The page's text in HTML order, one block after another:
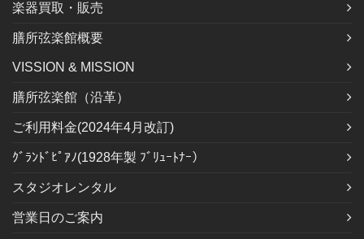
楽器買取・販売
膳所弦楽館概要
VISSION & MISSION
膳所弦楽館（沿革）
ご利用料金(2024年4月改訂)
ｸﾞﾗﾝﾄﾞﾋﾟｱﾉ(1928年製 ﾌﾞﾘｭｰﾄﾅｰ）
スタジオレンタル
営業日のご案内